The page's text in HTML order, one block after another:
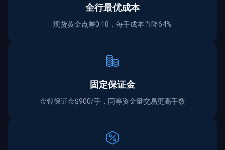
全行最优成本
现货黄金点差0.18，每手成本直降64%
固定保证金
金银保证金$900/手，同等资金量交易更高手数